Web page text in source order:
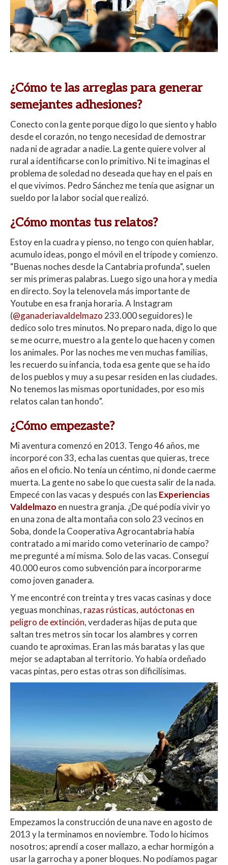
¿Cómo te las arreglas para generar
semejantes adhesiones?
Conecto con la gente porque digo lo que siento y hablo
desde el corazón, no tengo necesidad de demostrar
nada ni de agradar a nadie. La gente quiere volver al
rural a identificarse con lo primitivo. Ni te imaginas el
problema de soledad no deseada que hay en el país en
el que vivimos. Pedro Sánchez me tenía que asignar un
sueldo por la labor social que realizó.
¿Cómo montas tus relatos?
Estoy en la cuadra y pienso, no tengo con quien hablar,
acumulo ideas, pongo el móvil en el trípode y comienzo.
“Buenas noches desde la Cantabria profunda”, suelen
ser mis primeras palabras. Luego sigo una hora y media
en directo. Soy la telenovela más importante de
Youtube en esa franja horaria. A Instagram
(@ganaderiavaldelmazo233.000 seguidores) le
dedico solo tres minutos. No preparo nada, digo lo que
se me ocurre, muestro a la gente lo que hacen y comen
los animales. Por las noches me ven muchas familias,
les recuerdo su infancia, toda esa gente que se ha ido
de los pueblos y muy a su pesar residen en las ciudades.
No tenemos las mismas oportunidades, por eso mis
relatos calan tan hondo”.
¿Cómo empezaste?
Mi aventura comenzó en 2013. Tengo 46 años, me
incorporé con 33, echa las cuentas que quieras, trece
años en el oficio. No tenía un céntimo, ni donde caerme
muerta. La gente no sabe lo que cuesta salir de la nada.
Empecé con las vacas y después con las Experiencias
Valdelmazo en nuestra granja. ¿De qué podía vivir yo
en una zona de alta montaña con solo 23 vecinos en
Soba, donde la Cooperativa Agrocantabria había
contratado a mi marido como veterinario de campo?
me pregunté a mí misma. Solo de las vacas. Conseguí
40.000 euros como subvención para incorporarme
como joven ganadera.
Y me encontré con treinta y tres vacas casinas y doce
yeguas monchinas, razas rústicas, autóctonas en
peligro de extinción, verdaderas hijas de puta que
saltan tres metros sin tocar los alambres y corren
cuando te aproximas. Eran las más baratas y las que
mejor se adaptaban al territorio. Yo había ordeñado
vacas pintas, pero estas otras son dificilísimas.
Empezamos la construcción de una nave en agosto de
2013 y la terminamos en noviembre. Todo lo hicimos
nosotros; aprendí a coser mallazo, a echar hormigón a
usar la garrocha y a poner bloques. No podíamos pagar